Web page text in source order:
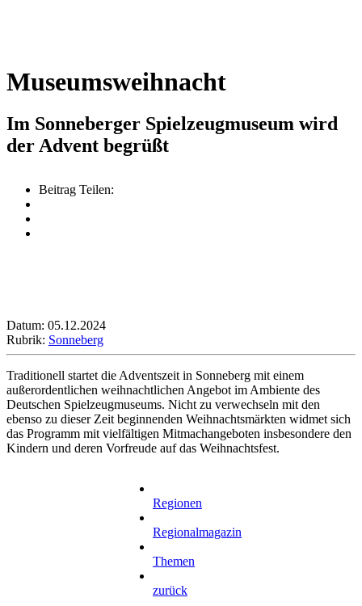
Museumsweihnacht
Im Sonneberger Spielzeugmuseum wird
der Advent begrüßt
Beitrag Teilen:
Datum: 05.12.2024
Rubrik: Sonneberg
Traditionell startet die Adventszeit in Sonneberg mit einem
außerordentlichen weihnachtlichen Angebot im Ambiente des
Deutschen Spielzeugmuseums. Nicht zu verwechseln mit den
ebenso zu dieser Zeit beginnenden Weihnachtsmärkten widmet sich
das Programm mit vielfältigen Mitmachangeboten insbesondere den
Kindern und deren Vorfreude auf das Weihnachtsfest.
Regionen
Regionalmagazin
Themen
zurück